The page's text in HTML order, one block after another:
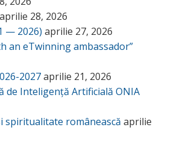
aprilie 28, 2026
— 2026) aprilie 27, 2026
an eTwinning ambassador”
2027aprilie 21, 2026
de Inteligență Artificială ONIA
spiritualitate românească aprilie